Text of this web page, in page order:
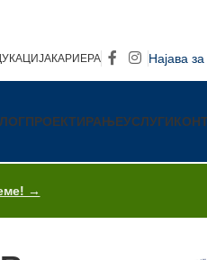
КАРИЕРА Најава
ПРОЕКТИРАЊЕУСЛУГИ
→